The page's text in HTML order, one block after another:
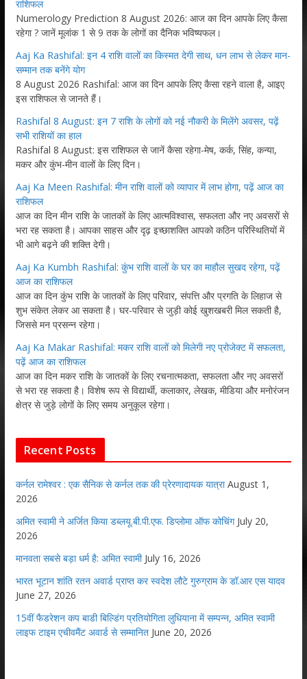
राशिफल
Numerology Prediction 8 August 2026: आज का दिन आपके लिए कैसा
रहेगा ? जानें मूलांक 1 से 9 तक के लोगों का दैनिक भविष्यफल।
Aaj Ka Rashifal: इन 4 राशि वालों का किस्मत देगी साथ, धन लाभ से लेकर मान-
सम्मान तक बनेंगे योग
8 August 2026 Rashifal: आज का दिन आपके लिए कैसा रहने वाला है, आइए
इस राशिफल से जानते हैं।
Rashifal 8 August: इन 7 राशि के लोगों को नई नौकरी के मिलेंगे अवसर, पढ़ें
सभी राशियों का हाल
Rashifal 8 August: इस राशिफल से जानें कैसा रहेगा-मेष, कर्क, सिंह, कन्या,
मकर और कुंभ-मीन वालों के लिए दिन।
Aaj Ka Meen Rashifal: मीन राशि वालों को व्यापार में लाभ होगा, पढ़ें आज का
राशिफल
आज का दिन मीन राशि के जातकों के लिए आत्मविश्वास, सफलता और नए अवसरों से
भरा रह सकता है। आपका साहस और दृढ़ इच्छाशक्ति आपको कठिन परिस्थितियों में
भी आगे बढ़ने की शक्ति देगी।
Aaj Ka Kumbh Rashifal: कुंभ राशि वालों के घर का माहौल सुखद रहेगा, पढ़ें
आज का राशिफल
आज का दिन कुंभ राशि के जातकों के लिए परिवार, संपत्ति और प्रगति के लिहाज से
शुभ संकेत लेकर आ सकता है। घर-परिवार से जुड़ी कोई खुशखबरी मिल सकती है,
जिससे मन प्रसन्न रहेगा।
Aaj Ka Makar Rashifal: मकर राशि वालों को मिलेगी नए प्रोजेक्ट में सफलता,
पढ़ें आज का राशिफल
आज का दिन मकर राशि के जातकों के लिए रचनात्मकता, सफलता और नए अवसरों
से भरा रह सकता है। विशेष रूप से विद्यार्थी, कलाकार, लेखक, मीडिया और मनोरंजन
क्षेत्र से जुड़े लोगों के लिए समय अनुकूल रहेगा।
Recent Posts
कर्नल रामेश्वर : एक सैनिक से कर्नल तक की प्रेरणादायक यात्रा August 1,
2026
अमित स्वामी ने अर्जित किया डब्लयू.बी.पी.एफ. डिप्लोमा ऑफ कोचिंग July 20,
2026
मानवता सबसे बड़ा धर्म है: अमित स्वामी July 16, 2026
भारत भूटान शांति रतन अवार्ड प्राप्त कर स्वदेश लौटे गुरुग्राम के डॉ.आर एस यादव
June 27, 2026
15वीं फैडरेशन कप बाडी बिल्डिंग प्रतियोगिता लुधियाना में सम्पन्न, अमित स्वामी
लाइफ टाइम एचीवमैंट अवार्ड से सम्मानित June 20, 2026